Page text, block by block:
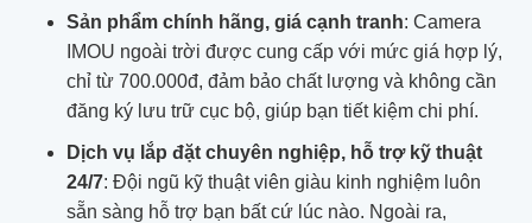
Sản phẩm chính hãng, giá cạnh tranh: Camera
IMOU ngoài trời được cung cấp với mức giá hợp lý,
chỉ từ 700.000đ, đảm bảo chất lượng và không cần
đăng ký lưu trữ cục bộ, giúp bạn tiết kiệm chi phí.
Dịch vụ lắp đặt chuyên nghiệp, hỗ trợ kỹ thuật
24/7: Đội ngũ kỹ thuật viên giàu kinh nghiệm luôn
sẵn sàng hỗ trợ bạn bất cứ lúc nào. Ngoài ra,